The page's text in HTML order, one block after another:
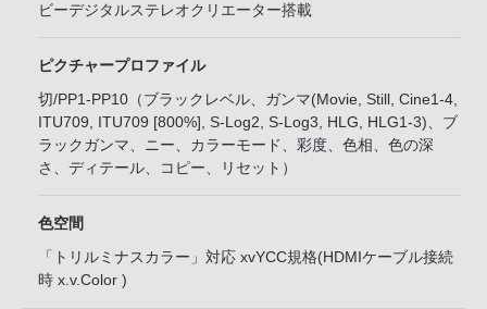
ビーデジタルステレオクリエーター搭載
ピクチャープロファイル
切/PP1-PP10（ブラックレベル、ガンマ(Movie, Still, Cine1-4,
ITU709, ITU709 [800%], S-Log2, S-Log3, HLG, HLG1-3)、ブ
ラックガンマ、ニー、カラーモード、彩度、色相、色の深
さ、ディテール、コピー、リセット）
色空間
「トリルミナスカラー」対応 xvYCC規格(HDMIケーブル接続
時 x.v.Color )